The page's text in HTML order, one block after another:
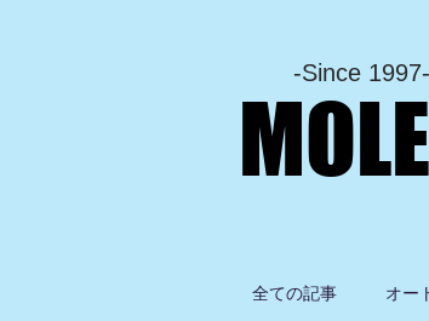
-Since 1997-
全ての記事 オー